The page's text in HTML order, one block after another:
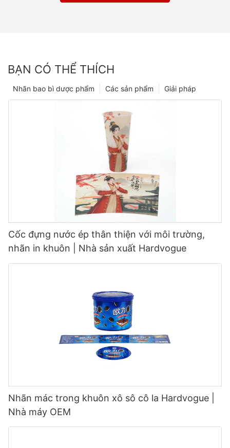
BẠN CÓ THỂ THÍCH
Giải pháp
Các sản phẩm
Nhãn bao bì dược phẩm
Cốc đựng nước ép thân thiện với môi trường,
nhãn in khuôn | Nhà sản xuất Hardvogue
Nhãn mác trong khuôn xô sô cô la Hardvogue |
Nhà máy OEM